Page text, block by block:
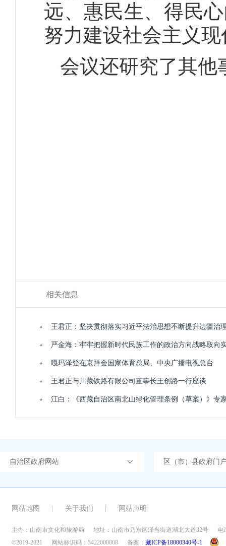
远、惠民生、得民
努力建设社会主义
会议还研究了其他
相关信息
王君正：坚决贯彻落实习近平法治思想不断提升边疆治
严金海：牢牢把握新时代民族工作的政治方向战略取向
嘎玛泽登在京拜会国家体育总局、中央广播电视总台
王君正与川藏铁路有限公司董事长王创路一行座谈
江白：《西藏自治区南北山绿化管理条例（草案）》专
自治区政府网站 区（市）县政府门
网站地图 关于我们 网站声明
主办：山南市文化和旅游局 地址：山南市乃东区泽当街道湖北大道32号
电
©2019-2021
网站标识码：5422000008 备案： 藏ICP备18000340号-1